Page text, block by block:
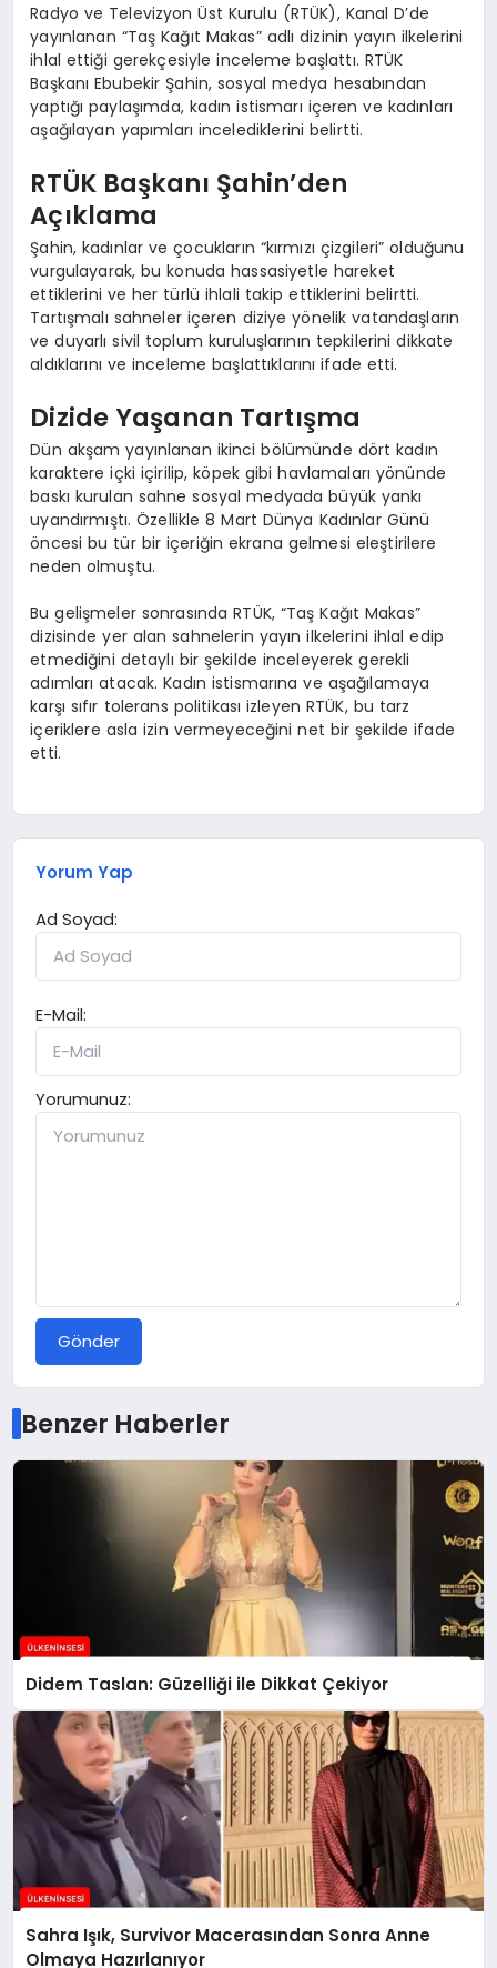
Radyo ve Televizyon Üst Kurulu (RTÜK), Kanal D’de
yayınlanan “Taş Kağıt Makas” adlı dizinin yayın ilkelerini
ihlal ettiği gerekçesiyle inceleme başlattı. RTÜK
Başkanı Ebubekir Şahin, sosyal medya hesabından
yaptığı paylaşımda, kadın istismarı içeren ve kadınları
aşağılayan yapımları incelediklerini belirtti.
RTÜK Başkanı Şahin’den
Açıklama
Şahin, kadınlar ve çocukların “kırmızı çizgileri” olduğunu
vurgulayarak, bu konuda hassasiyetle hareket
ettiklerini ve her türlü ihlali takip ettiklerini belirtti.
Tartışmalı sahneler içeren diziye yönelik vatandaşların
ve duyarlı sivil toplum kuruluşlarının tepkilerini dikkate
aldıklarını ve inceleme başlattıklarını ifade etti.
Dizide Yaşanan Tartışma
Dün akşam yayınlanan ikinci bölümünde dört kadın
karaktere içki içirilip, köpek gibi havlamaları yönünde
baskı kurulan sahne sosyal medyada büyük yankı
uyandırmıştı. Özellikle 8 Mart Dünya Kadınlar Günü
öncesi bu tür bir içeriğin ekrana gelmesi eleştirilere
neden olmuştu.
Bu gelişmeler sonrasında RTÜK, “Taş Kağıt Makas”
dizisinde yer alan sahnelerin yayın ilkelerini ihlal edip
etmediğini detaylı bir şekilde inceleyerek gerekli
adımları atacak. Kadın istismarına ve aşağılamaya
karşı sıfır tolerans politikası izleyen RTÜK, bu tarz
içeriklere asla izin vermeyeceğini net bir şekilde ifade
etti.
Yorum Yap
Ad Soyad:
E-Mail:
Yorumunuz:
Gönder
Benzer Haberler
Didem Taslan: Güzelliği ile Dikkat Çekiyor
Sahra Işık, Survivor Macerasından Sonra Anne
Olmaya Hazırlanıyor